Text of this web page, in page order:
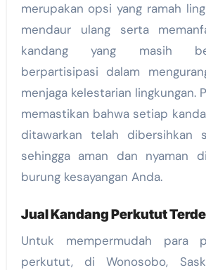
merupakan opsi yang ramah
mendaur ulang serta
kandang yang masih
berpartisipasi dalam
menjaga kelestarian lingkungan.
memastikan bahwa setiap
ditawarkan telah dibersihkan
sehingga aman dan nyaman
burung kesayangan Anda.
Jual Kandang Perkutut
Untuk mempermudah para
perkutut, di Wonosobo,